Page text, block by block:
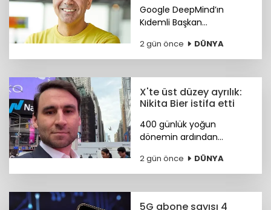
Google DeepMind’ın
Kıdemli Başkan
bilim insanı Koray
Kavukçuoğlu getirildi.
2 gün önce DÜNYA
X'te üst düzey ayrılık:
Nikita Bier istifa etti
400 günlük yoğun
dönemin ardından
şirkette danışman olarak
kalacak. Yerine tasarım ve
oluşan yeni bir ekip
2 gün önce DÜNYA
5G abone sayısı 4